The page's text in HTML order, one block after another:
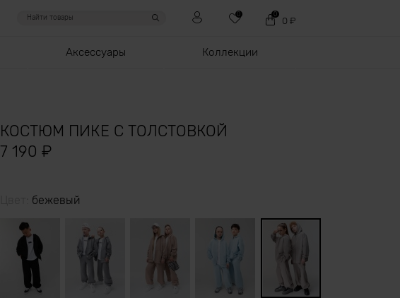
0 0
0₽
Аксессуары Коллекции
КОСТЮМ ПИКЕ С ТОЛСТОВКОЙ
7 190 ₽
бежевый